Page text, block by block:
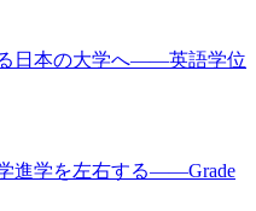
日本の大学へ——英語学位
進学を左右する——Grade